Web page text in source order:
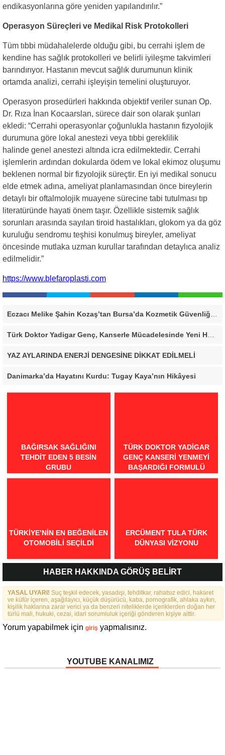
endikasyonlarına göre yeniden yapılandırılır.”
Operasyon Süreçleri ve Medikal Risk Protokolleri
Tüm tıbbi müdahalelerde olduğu gibi, bu cerrahi işlem de
kendine has sağlık protokolleri ve belirli iyileşme takvimleri
barındırıyor. Hastanın mevcut sağlık durumunun klinik
ortamda analizi, cerrahi işleyişin temelini oluşturuyor.
Operasyon prosedürleri hakkında objektif veriler sunan Op.
Dr. Rıza İnan Kocaarslan, sürece dair son olarak şunları
ekledi: “Cerrahi operasyonlar çoğunlukla hastanın fizyolojik
durumuna göre lokal anestezi veya tıbbi gereklilik
halinde genel anestezi altında icra edilmektedir. Cerrahi
işlemlerin ardından dokularda ödem ve lokal ekimoz oluşumu
beklenen normal bir fizyolojik süreçtir. En iyi medikal sonucu
elde etmek adına, ameliyat planlamasından önce bireylerin
detaylı bir oftalmolojik muayene sürecine tabi tutulması tıp
literatüründe hayati önem taşır. Özellikle sistemik sağlık
sorunları arasında sayılan tiroid hastalıkları, glokom ya da göz
kuruluğu sendromu teşhisi konulmuş bireyler, ameliyat
öncesinde mutlaka uzman kurullar tarafından detaylıca analiz
edilmelidir.”
https://www.blefaroplasti.com
Türk Doktor Yadigar Genç, Kanserle Mücadelesinde Yeni Hedef Kanser Kök Hücreleri
YAZ AYLARINDA ENERJİ DENGESİNE DİKKAT EDİLMELİ
Danimarka’da Hayatını Kurdu: Tugay Kaya’nın Hikâyesi
BAĞIRSAK SAĞLIĞINI
TEHDIT EDEN 5 BESIN
GRUBU
TÜRK DOKTOR YADIGAR
GENÇ KANSERI YENMEYI
BAŞARDIĞI FORMULÜ
AÇIKLADI
TÜRKIYE’NIN EN BEĞENILEN
OTOMOBILI SEÇILDI
ERCÜMENT TULA TÜRK
DÜNYASI VIZYONU
HABER HAKKINDA GÖRÜŞ BELİRT
YASAL UYARI! Suç teşkil edecek, yasadışı, tehditkar, rahatsız edici, hakaret
ve küfür içeren, aşağılayıcı, küçük düşürücü, kaba, pornografik, ahlaka aykırı,
kişilik haklarına zarar verici ya da benzeri niteliklerde içeriklerden doğan her
türlü mali, hukuki, cezai, idari sorumluluk içeriği gönderen kişiye aittir.
Yorum yapabilmek için giriş yapmalısınız.
YOUTUBE KANALIMIZ